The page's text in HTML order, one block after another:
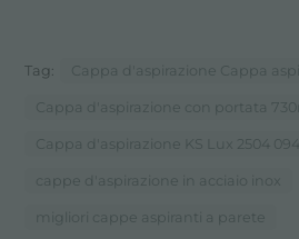
Tag: Cappa d'aspirazione Cappa
Cappa d'aspirazione con portata
Cappa d'aspirazione KS Lux 2504 094
cappe d'aspirazione in acciaio inox
migliori cappe aspiranti a parete